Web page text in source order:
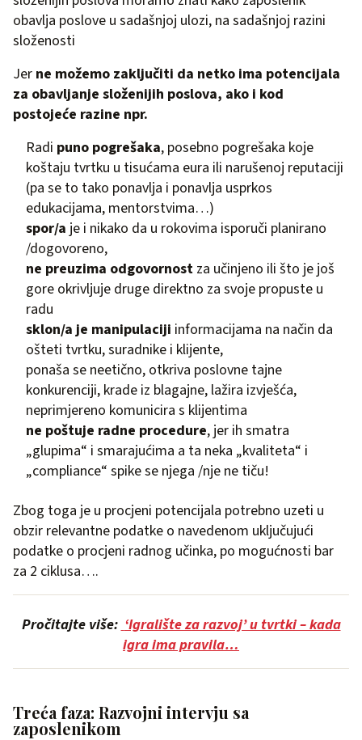
obavlja poslove u sadašnjoj ulozi, na sadašnjoj razini
složenosti
Jer ne možemo zaključiti da netko ima potencijala
za obavljanje složenijih poslova, ako i kod
postojeće razine npr.
Radi puno pogrešaka, posebno pogrešaka koje
koštaju tvrtku u tisućama eura ili narušenoj reputaciji
(pa se to tako ponavlja i ponavlja usprkos
edukacijama, mentorstvima…)
spor/a je i nikako da u rokovima isporuči planirano
/dogovoreno,
ne preuzima odgovornost za učinjeno ili što je još
gore okrivljuje druge direktno za svoje propuste u
radu
sklon/a je manipulaciji informacijama na način da
ošteti tvrtku, suradnike i klijente,
ponaša se neetično, otkriva poslovne tajne
konkurenciji, krade iz blagajne, lažira izvješća,
neprimjereno komunicira s klijentima
ne poštuje radne procedure, jer ih smatra
„glupima“ i smarajućima a ta neka „kvaliteta“ i
„compliance“ spike se njega /nje ne tiču!
Zbog toga je u procjeni potencijala potrebno uzeti u
obzir relevantne podatke o navedenom uključujući
podatke o procjeni radnog učinka, po mogućnosti bar
za 2 ciklusa….
Pročitajte više:‘Igralište za razvoj’ u tvrtki – kada
igra ima pravila…
Treća faza: Razvojni intervju sa
zaposlenikom